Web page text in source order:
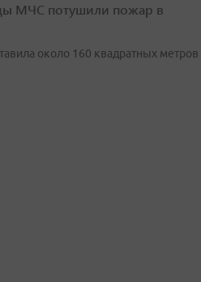
МЧС потушили пожар в
около 160 квадратных метров